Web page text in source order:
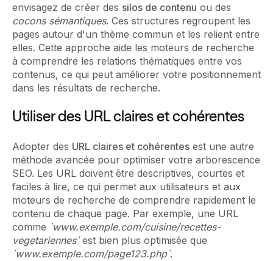
envisagez de créer des silos de contenu ou des
cocons sémantiques. Ces structures regroupent les
pages autour d'un thème commun et les relient entre
elles. Cette approche aide les moteurs de recherche
à comprendre les relations thématiques entre vos
contenus, ce qui peut améliorer votre positionnement
dans les résultats de recherche.
Utiliser des URL claires et cohérentes
Adopter des URL claires et cohérentes est une autre
méthode avancée pour optimiser votre arborescence
SEO. Les URL doivent être descriptives, courtes et
faciles à lire, ce qui permet aux utilisateurs et aux
moteurs de recherche de comprendre rapidement le
contenu de chaque page. Par exemple, une URL
comme `www.exemple.com/cuisine/recettes-
vegetariennes`est bien plus optimisée que
`www.exemple.com/page123.php`.